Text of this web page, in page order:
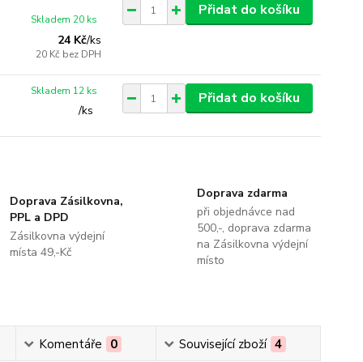
24 Kč/ks
20 Kč bez DPH
Skladem 20 ks
Přidat do košíku
/ks
Skladem 12 ks Přidat do košíku
Doprava Zásilkovna,
PPL a DPD
Zásilkovna výdejní
místa 49,-Kč
Doprava zdarma
při objednávce nad
500,-, doprava zdarma
na Zásilkovna výdejní
místo
Komentáře 0 Související zboží 4